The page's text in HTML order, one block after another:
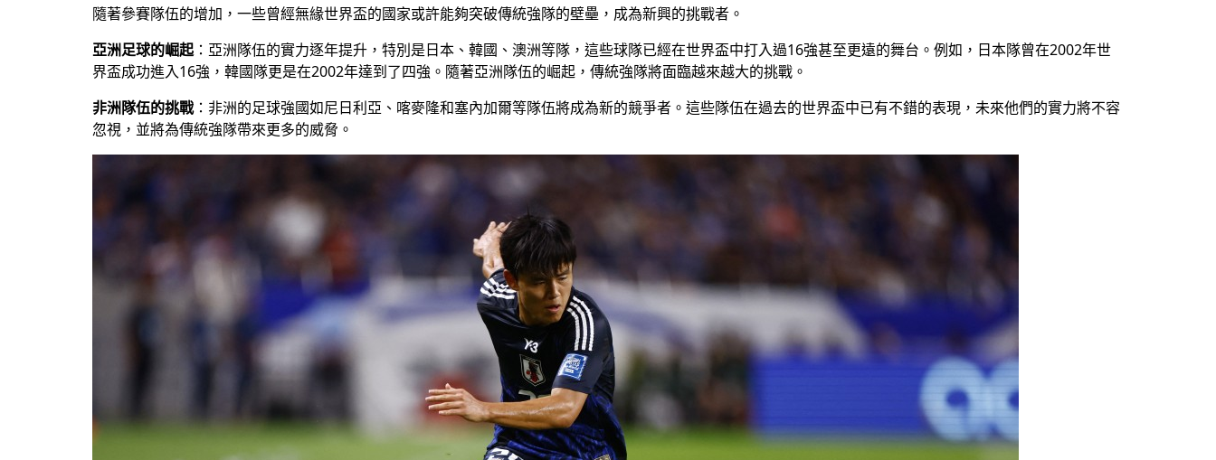
隨著參賽隊伍的增加，一些曾經無緣世界盃的國家或許能夠突破傳統強隊的壁壘，成為新興的挑戰者。
亞洲足球的崛起：亞洲隊伍的實力逐年提升，特別是日本、韓國、澳洲等隊，這些球隊已經在世界盃中打入過16強甚至更遠的舞台。例如，日本隊曾在2002年世
界盃成功進入16強，韓國隊更是在2002年達到了四強。隨著亞洲隊伍的崛起，傳統強隊將面臨越來越大的挑戰。
非洲隊伍的挑戰：非洲的足球強國如尼日利亞、喀麥隆和塞內加爾等隊伍將成為新的競爭者。這些隊伍在過去的世界盃中已有不錯的表現，未來他們的實力將不容
忽視，並將為傳統強隊帶來更多的威脅。